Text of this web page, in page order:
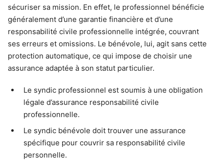
sécuriser sa mission. En effet, le professionnel bénéficie
généralement d’une garantie financière et d’une
responsabilité civile professionnelle intégrée, couvrant
ses erreurs et omissions. Le bénévole, lui, agit sans cette
protection automatique, ce qui impose de choisir une
assurance adaptée à son statut particulier.
Le syndic professionnel est soumis à une obligation
légale d’assurance responsabilité civile
professionnelle.
Le syndic bénévole doit trouver une assurance
spécifique pour couvrir sa responsabilité civile
personnelle.